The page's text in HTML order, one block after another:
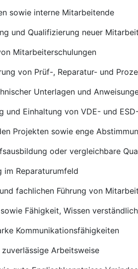
sowie interne Mitarbeitende
und Qualifizierung neuer
Mitarbeiterschulungen
von Prüf-, Reparatur- und
Unterlagen und
und Einhaltung von VDE- und
Projekten sowie enge
oder vergleichbare
im Reparaturumfeld
fachlichen Führung von
Fähigkeit, Wissen
Kommunikationsfähigkeiten
Arbeitsweise